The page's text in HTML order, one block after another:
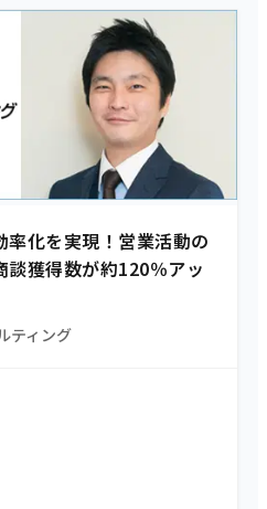
化を実現！営業活動の
談獲得数が約120％アッ
ティング